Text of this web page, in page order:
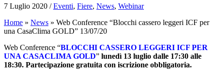
7 Luglio 2020 /Eventi, Fiere, News, Webinar
Home » News » Web Conference “Blocchi cassero leggeri ICF per
una CasaClima GOLD” 13/07/20
Web Conference “BLOCCHI CASSERO LEGGERI ICF PER
UNA CASACLIMA GOLD” lunedì 13 luglio dalle 17:30 alle
18:30. Partecipazione gratuita con iscrizione obbligatoria.